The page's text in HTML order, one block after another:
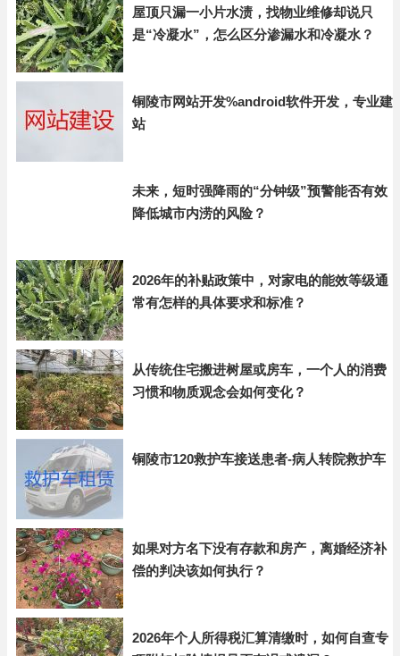
屋顶只漏一小片水渍，找物业维修却说只
是“冷凝水”，怎么区分渗漏水和冷凝水？
铜陵市网站开发%android软件开发，专业建
站
未来，短时强降雨的“分钟级”预警能否有效
降低城市内涝的风险？
2026年的补贴政策中，对家电的能效等级通
常有怎样的具体要求和标准？
从传统住宅搬进树屋或房车，一个人的消费
习惯和物质观念会如何变化？
铜陵市120救护车接送患者-病人转院救护车
如果对方名下没有存款和房产，离婚经济补
偿的判决该如何执行？
2026年个人所得税汇算清缴时，如何自查专